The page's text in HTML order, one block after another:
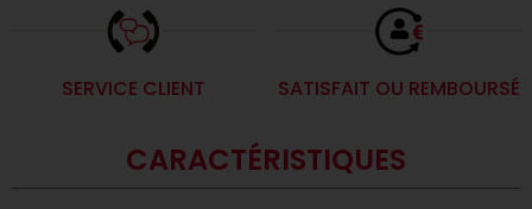
SERVICE CLIENT SATISFAIT OU REMBOURSÉ
CARACTÉRISTIQUES